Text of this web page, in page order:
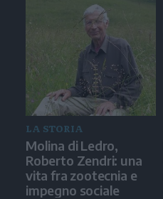
LA STORIA
Molina di Ledro,
Roberto Zendri: una
vita fra zootecnia e
impegno sociale